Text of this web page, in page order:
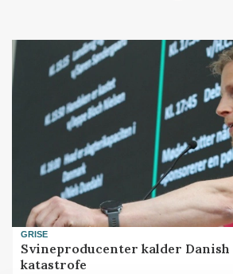
GRISE
Svineproducenter kalder
katastrofe